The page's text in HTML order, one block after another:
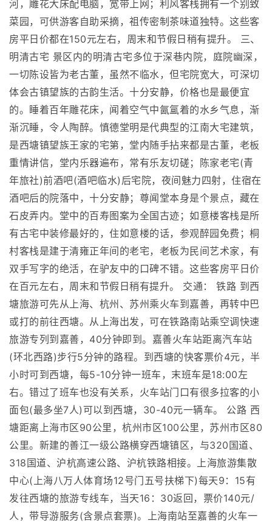
河，雕花大床配电脑，宽带上网；利风客栈拥有一个别致
菜园，可供游客自助采摘，祖传密制茶味道独特。这些客
房平日价都在150元左右，周末和节假日稍有提升。 三、
明清古宅 景区内的明清古宅多位于深巷内院，庭院幽深，
一切陈设皆为老古董，虽然不临水，但宅院宽大，可深切
体会古镇望族的古韵生活。十分安静，价格也是最便宜
的。睡着百年雕花床，闻着空气中氤氲着的水乡气息，渐
渐沉睡，令人陶醉。慎德堂明是代典型的江南大宅建筑，
是西塘镇望族王家的宅第，堂内随手拈来都是古董，老板
重情讲信，堂内乐器遍布，常有乐友切磋；陈家老宅(青
年旅社)前酒吧(酒吧临水)后宅院，夜间魅力四射，住宿在
酒吧后的院落中，十分安静；尊闻堂本身是个景点，藏在
石皮弄内。堂中的百寿图案为全国古迹；如意楼客栈是所
有古宅中装修最好的，住如意楼的话，参观醉园免费；桐
村客栈是建于清雍正年间的老宅，老板为民间艺术家，有
双手写字的绝活，在驴友中的口碑不错。这些客房平日价
在百元左右，周末和节假日稍有提升。 交通： 铁路 到西
塘旅游可先从上海、杭州、苏州乘火车到嘉善，再转中巴
或打的前往西塘。从上海出发，可在铁路南站乘空调快速
旅游专列到嘉善，40分钟即到。嘉善火车站距离汽车站
(环北西路)步行5分钟的路程。到西塘的快客票价4元，半
小时可到西塘，每5-10分钟一班车，末班车是18:00左
右。错过了班车也没有关系，火车站门口有很多拉客的小
面包(最多坐7人)可以到西塘，30-40元一辆车。 公路 西
塘距离上海市区90公里，杭州市区100公里，苏州市区80
公里。新建的善江一级公路横穿西塘镇区，与320国道、
318国道、沪杭高速公路、沪杭铁路相接。上海旅游集散
中心(上海八万人体育场12号门五号扶梯下)每天9：15有
发往西塘的旅游专线车，当天16：30返回，票价140元/
人，带导游服务(含景点套票)。上海南站至嘉善的火车一